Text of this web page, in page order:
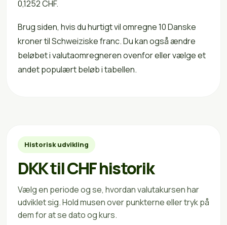
0,1252 CHF.
Brug siden, hvis du hurtigt vil omregne 10 Danske
kroner til Schweiziske franc. Du kan også ændre
beløbet i valutaomregneren ovenfor eller vælge et
andet populært beløb i tabellen.
Historisk udvikling
DKK til CHF historik
Vælg en periode og se, hvordan valutakursen har
udviklet sig. Hold musen over punkterne eller tryk på
dem for at se dato og kurs.